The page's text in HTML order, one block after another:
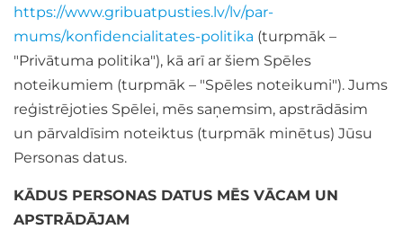
https://www.gribuatpusties.lv/lv/par-
mums/konfidencialitates-politika (turpmāk –
"Privātuma politika"), kā arī ar šiem Spēles
noteikumiem (turpmāk – "Spēles noteikumi"). Jums
reģistrējoties Spēlei, mēs saņemsim, apstrādāsim
un pārvaldīsim noteiktus (turpmāk minētus) Jūsu
Personas datus.
KĀDUS PERSONAS DATUS MĒS VĀCAM UN
APSTRĀDĀJAM